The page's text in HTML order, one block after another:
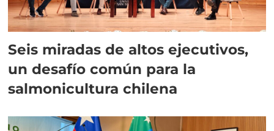
Seis miradas de altos ejecutivos,
un desafío común para la
salmonicultura chilena